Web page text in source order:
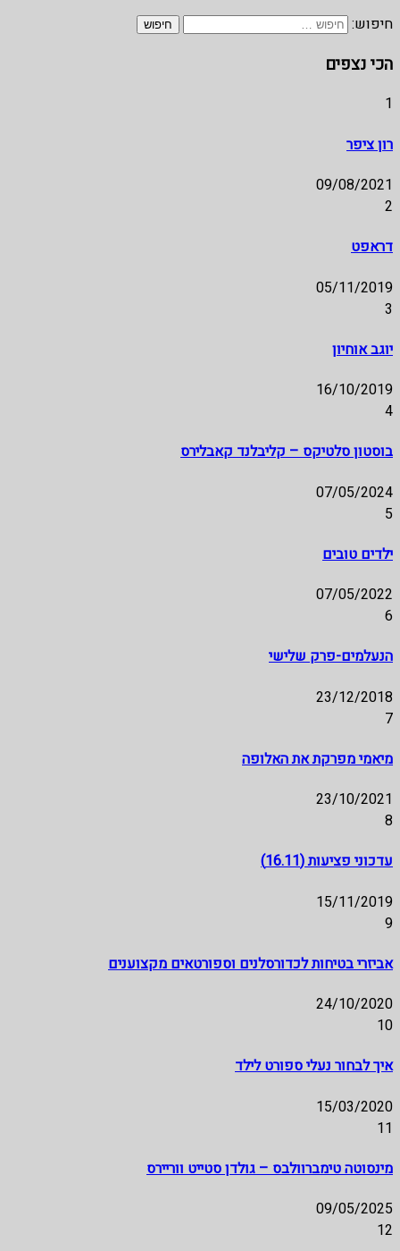
חיפוש:
הכי נצפים
1
רון ציפר
09/08/2021
2
דראפט
05/11/2019
3
יוגב אוחיון
16/10/2019
4
בוסטון סלטיקס – קליבלנד קאבלירס
07/05/2024
5
ילדים טובים
07/05/2022
6
הנעלמים-פרק שלישי
23/12/2018
7
מיאמי מפרקת את האלופה
23/10/2021
8
עדכוני פציעות (16.11)
15/11/2019
9
אביזרי בטיחות לכדורסלנים וספורטאים מקצוענים
24/10/2020
10
איך לבחור נעלי ספורט לילד
15/03/2020
11
מינסוטה טימברוולבס – גולדן סטייט ווריירס
09/05/2025
12